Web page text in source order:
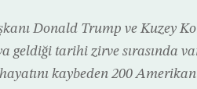
Donald Trump ve Kuzey
geldiği tarihi zirve sırasında
hayatını kaybeden 200